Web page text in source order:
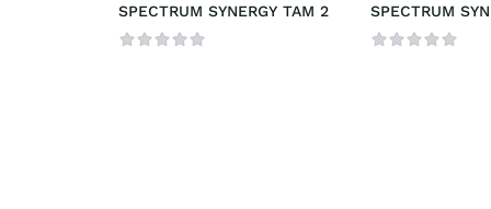
SPECTRUM SYNERGY TAM 2
SPECTRUM